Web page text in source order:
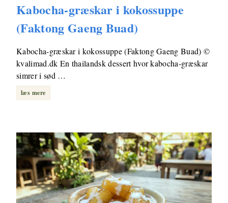
Kabocha-græskar i kokossuppe
(Faktong Gaeng Buad)
Kabocha-græskar i kokossuppe (Faktong Gaeng Buad) ©
kvalimad.dk En thailandsk dessert hvor kabocha-græskar
simrer i sød …
læs mere